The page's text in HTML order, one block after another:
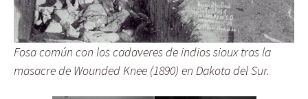
Fosa común con los cadaveres de indios sioux tras la
masacre de Wounded Knee (1890) en Dakota del Sur.